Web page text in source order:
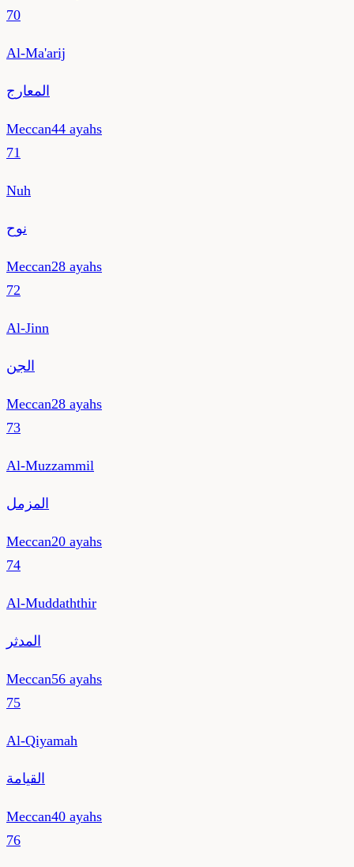
70
Al-Ma'arij
المعارج
Meccan44 ayahs
71
Nuh
نوح
Meccan28 ayahs
72
Al-Jinn
الجن
Meccan28 ayahs
73
Al-Muzzammil
المزمل
Meccan20 ayahs
74
Al-Muddaththir
المدثر
Meccan56 ayahs
75
Al-Qiyamah
القيامة
Meccan40 ayahs
76